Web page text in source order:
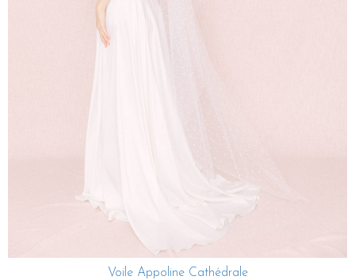
Voile Appoline Cathédrale